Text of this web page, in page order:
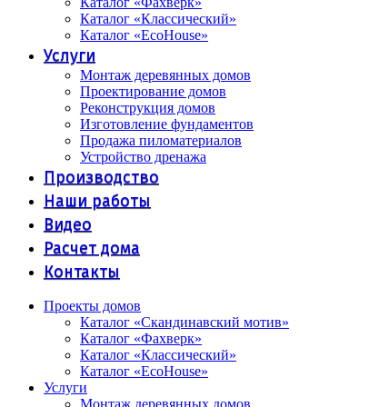
Каталог «Классический»
Каталог «EcoHouse»
Услуги
Монтаж деревянных домов
Проектирование домов
Реконструкция домов
Изготовление фундаментов
Продажа пиломатериалов
Устройство дренажа
Производство
Наши работы
Видео
Расчет дома
Контакты
Проекты домов
Каталог «Скандинавский мотив»
Каталог «Фахверк»
Каталог «Классический»
Каталог «EcoHouse»
Услуги
Монтаж деревянных домов